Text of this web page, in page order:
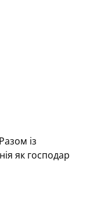
із
як господар